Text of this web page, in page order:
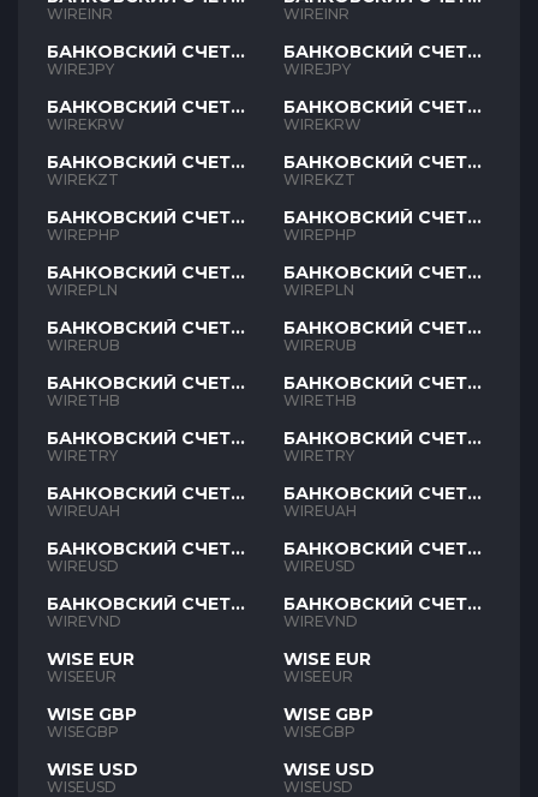
INR
WIREINR
БАНКОВСКИЙ СЧЕТ
JPY
WIREJPY
БАНКОВСКИЙ СЧЕТ
KRW
WIREKRW
БАНКОВСКИЙ СЧЕТ
KZT
WIREKZT
БАНКОВСКИЙ СЧЕТ
PHP
WIREPHP
БАНКОВСКИЙ СЧЕТ
PLN
WIREPLN
БАНКОВСКИЙ СЧЕТ
RUB
WIRERUB
БАНКОВСКИЙ СЧЕТ
THB
WIRETHB
БАНКОВСКИЙ СЧЕТ
TRY
WIRETRY
БАНКОВСКИЙ СЧЕТ
UAH
WIREUAH
БАНКОВСКИЙ СЧЕТ
USD
WIREUSD
БАНКОВСКИЙ СЧЕТ
VND
WIREVND
WISE EUR
WISEEUR
WISE GBP
WISEGBP
WISE USD
WISEUSD
INR
WIREINR
БАНКОВСКИЙ СЧЕТ
JPY
WIREJPY
БАНКОВСКИЙ СЧЕТ
KRW
WIREKRW
БАНКОВСКИЙ СЧЕТ
KZT
WIREKZT
БАНКОВСКИЙ СЧЕТ
PHP
WIREPHP
БАНКОВСКИЙ СЧЕТ
PLN
WIREPLN
БАНКОВСКИЙ СЧЕТ
RUB
WIRERUB
БАНКОВСКИЙ СЧЕТ
THB
WIRETHB
БАНКОВСКИЙ СЧЕТ
TRY
WIRETRY
БАНКОВСКИЙ СЧЕТ
UAH
WIREUAH
БАНКОВСКИЙ СЧЕТ
USD
WIREUSD
БАНКОВСКИЙ СЧЕТ
VND
WIREVND
WISE EUR
WISEEUR
WISE GBP
WISEGBP
WISE USD
WISEUSD